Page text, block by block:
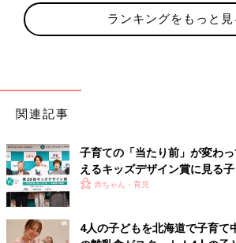
ランキングをもっと見
関連記事
子育ての「当たり前」が変わ
えるキッズデザイン賞に見る
赤ちゃん・育児
4人の子どもを北海道で子育て